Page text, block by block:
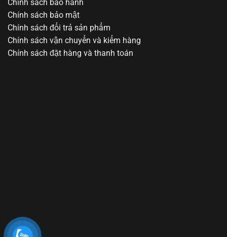
Chính sách bảo hành
Chính sách bảo mật
Chính sách đổi trả sản phẩm
Chính sách vận chuyển và kiểm hàng
Chính sách đặt hàng và thanh toán